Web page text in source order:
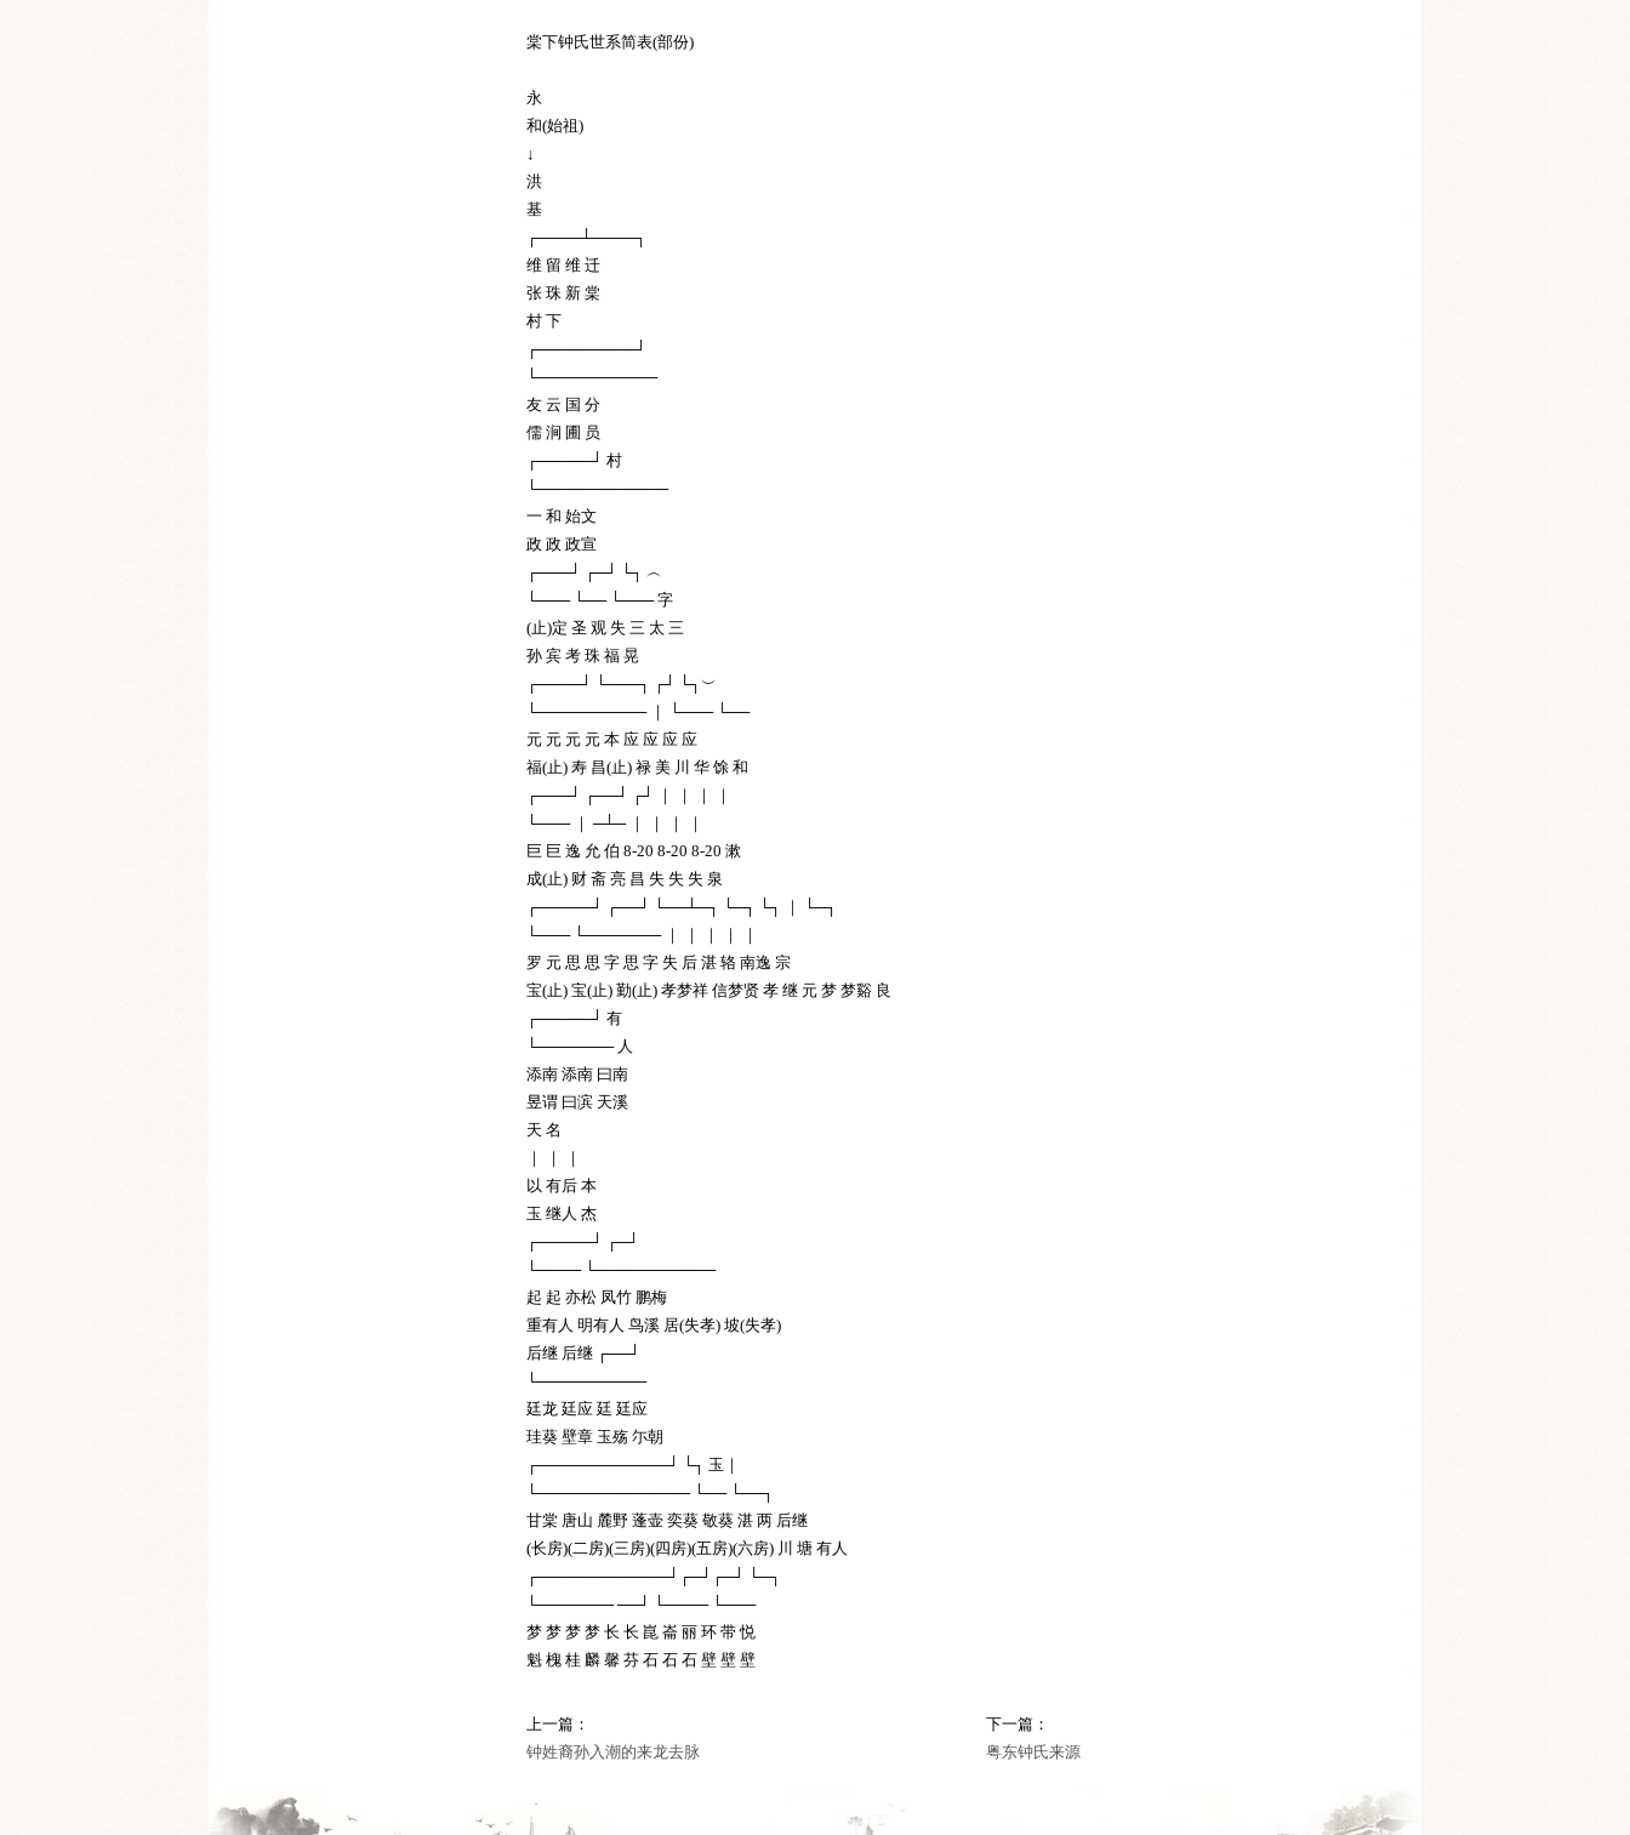
棠下钟氏世系简表(部份)
永
和(始祖)
↓
洪
基
┌────┴────┐
维 留 维 迁
张 珠 新 棠
村 下
┌─────────┘
└───────────
友 云 国 分
儒 涧 圃 员
┌─────┘ 村
└────────────
一 和 始文
政 政 政宣
┌───┘ ┌─┘ └┐ ︵
└─── └── └─── 字
(止)定 圣 观 失 三 太 三
孙 宾 考 珠 福 晃
┌────┘ └───┐ ┌┘ └┐︶
└────────── ｜ └─── └──
元 元 元 元 本 应 应 应 应
福(止) 寿 昌(止) 禄 美 川 华 馀 和
┌───┘ ┌──┘ ┌┘ ｜ ｜ ｜ ｜
└─── ｜ ─┴─ ｜ ｜ ｜ ｜
巨 巨 逸 允 伯 8-20 8-20 8-20 漱
成(止) 财 斋 亮 昌 失 失 失 泉
┌─────┘ ┌──┘ └──┴─┐ └─┐ └┐ ｜ └─┐
└─── └─────── ｜ ｜ ｜ ｜ ｜
罗 元 思 思 字 思 字 失 后 湛 辂 南逸 宗
宝(止) 宝(止) 勤(止) 孝梦祥 信梦贤 孝 继 元 梦 梦谿 良
┌─────┘ 有
└─────── 人
添南 添南 曰南
昱谓 曰滨 天溪
天 名
｜ ｜ ｜
以 有后 本
玉 继人 杰
┌─────┘ ┌─┘
└──── └───────────
起 起 亦松 凤竹 鹏梅
重有人 明有人 鸟溪 居(失孝) 坡(失孝)
后继 后继 ┌──┘
└──────────
廷龙 廷应 廷 廷应
珪葵 壁章 玉殇 尓朝
┌────────────┘ └┐ 玉｜
└────────────── └── └──┐
甘棠 唐山 麓野 蓬壶 奕葵 敬葵 湛 两 后继
(长房)(二房)(三房)(四房)(五房)(六房) 川 塘 有人
┌────────────┘┌─┘┌─┘ └─┐
└─────── ──┘ └──── └───
梦 梦 梦 梦 长 长 崑 崙 丽 环 带 悦
魁 槐 桂 麟 馨 芬 石 石 石 壁 壁 壁
上一篇：
钟姓裔孙入潮的来龙去脉
下一篇：
粤东钟氏来源